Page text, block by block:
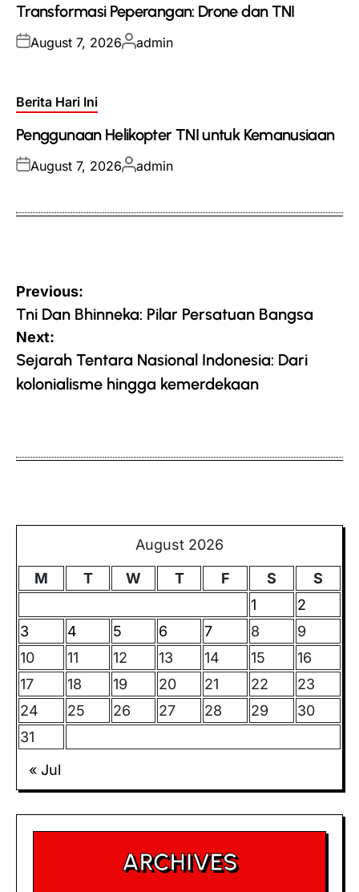
Transformasi Peperangan: Drone dan TNI
Posted
August 7, 2026Posted
admin
Posted
Berita Hari Ini
Penggunaan Helikopter TNI untuk Kemanusiaan
Posted
August 7, 2026Posted
admin
Post
navigation
Previous:
Tni Dan Bhinneka: Pilar Persatuan Bangsa
Next:
Sejarah Tentara Nasional Indonesia: Dari
kolonialisme hingga kemerdekaan
August 2026
M
T W T F S
S
1
2
3
4 5 6 7 8
9
10
11 12 13 14 15
16
17
18 19 20 21 22
23
24
25 26 27 28 29
30
31
« Jul
ARCHIVES